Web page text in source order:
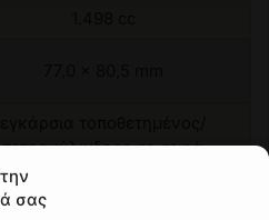
σας